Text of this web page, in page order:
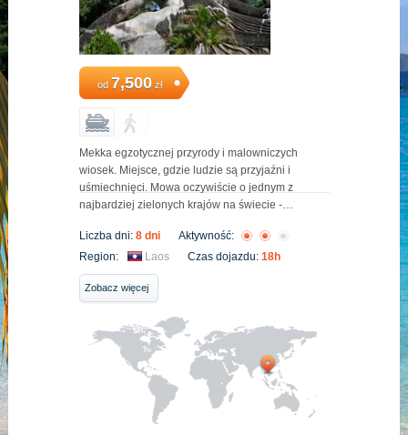
od 7,500zł
Mekka egzotycznej przyrody i malowniczych
wiosek. Miejsce, gdzie ludzie są przyjaźni i
uśmiechnięci. Mowa oczywiście o jednym z
najbardziej zielonych krajów na świecie -…
Liczba dni: 8 dni
Aktywność:
Region:
Laos Czas dojazdu: 18h
Zobacz więcej